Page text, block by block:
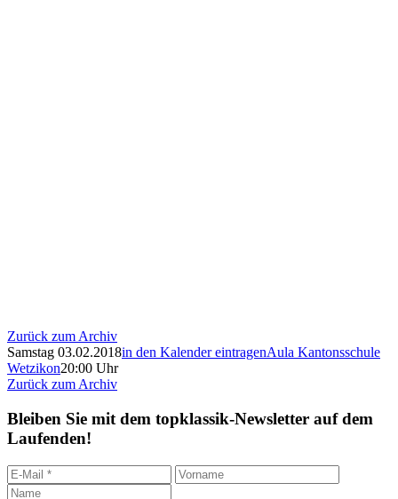
Zurück zum Archiv
Samstag 03.02.2018in den Kalender eintragenAula Kantonsschule
Wetzikon20:00 Uhr
Zurück zum Archiv
Bleiben Sie mit dem topklassik-Newsletter auf dem
Laufenden!